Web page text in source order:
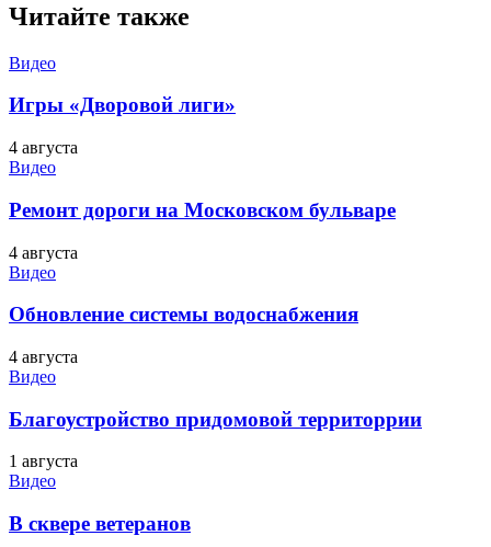
Читайте также
Видео
Игры «Дворовой лиги»
4 августа
Видео
Ремонт дороги на Московском бульваре
4 августа
Видео
Обновление системы водоснабжения
4 августа
Видео
Благоустройство придомовой территоррии
1 августа
Видео
В сквере ветеранов